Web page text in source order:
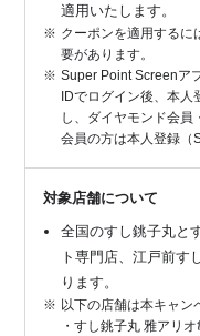
適用いたします。
クーポンを適用するに
要があります。
Super Point Screenア
IDでログイン後、本人
し、ダイヤモンド会員
会員の方は本人登録（
対象店舗について
全国のすし銚子丸と
ト専門店、江戸前す
ります。
以下の店舗は本キャン
・すし銚子丸 雅アリ